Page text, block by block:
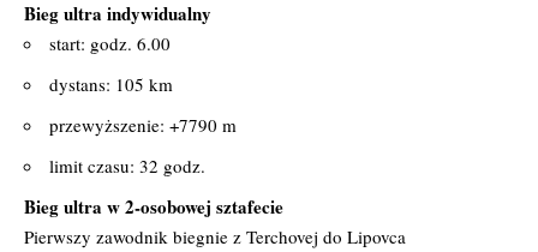
Bieg ultra indywidualny
start: godz. 6.00
dystans: 105 km
przewyższenie: +7790 m
limit czasu: 32 godz.
Bieg ultra w 2-osobowej sztafecie
Pierwszy zawodnik biegnie z Terchovej do Lipovca